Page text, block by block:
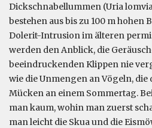
Dickschnabellummen (Uria
bestehen aus bis zu 100 m hohen
Dolerit-Intrusion im älteren
werden den Anblick, die
beeindruckenden Klippen nie
wie die Unmengen an Vögeln,
Mücken an einem Sommertag.
man kaum, wohin man zuerst
man leicht die Skua und die